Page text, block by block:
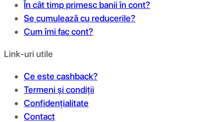
În cât timp primesc banii în cont?
Se cumulează cu reducerile?
Cum îmi fac cont?
Link-uri utile
Ce este cashback?
Termeni și condiții
Confidențialitate
Contact